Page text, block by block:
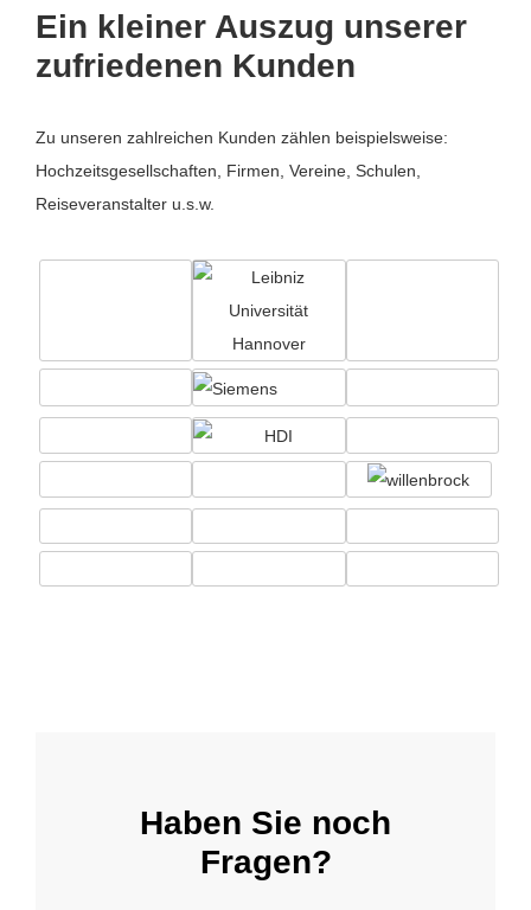
Ein kleiner Auszug unserer
zufriedenen Kunden
Zu unseren zahlreichen Kunden zählen beispielsweise:
Hochzeitsgesellschaften, Firmen, Vereine, Schulen,
Reiseveranstalter u.s.w.
Haben Sie noch
Fragen?